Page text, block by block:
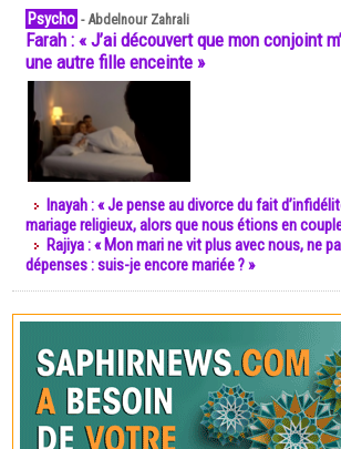
Psycho -Abdelnour Zahrali
Farah : « J’ai découvert que mon conjoint
une autre fille enceinte »
Inayah : « Je pense au divorce du fait
mariage religieux, alors que nous étions en
Rajiya : « Mon mari ne vit plus avec nous, ne
dépenses : suis-je encore mariée ? »